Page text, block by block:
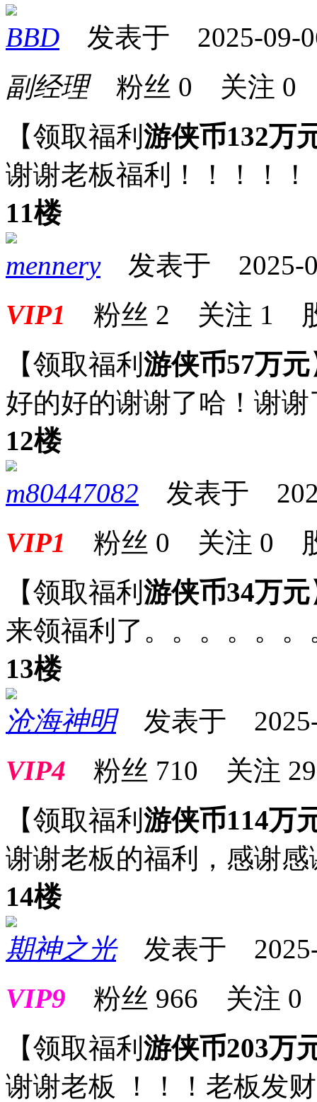
BBD 发表于 2025-09-
副经理粉丝 0 关注 0
【领取福利 游侠币132万
谢谢老板福利！！！！！
11楼
mennery发表于 2025-
VIP1 粉丝 2 关注 1
【领取福利 游侠币57万元
好的好的谢谢了哈！谢
12楼
m80447082 发表于
VIP1 粉丝 0 关注 0
【领取福利 游侠币34万元
来领福利了。。。。。。
13楼
沧海神明发表于 2025-
VIP4 粉丝 710 关注 29
【领取福利 游侠币114万
谢谢老板的福利，感谢感
14楼
期神之光发表于 2025-
VIP9 粉丝 966 关注 0
【领取福利 游侠币203万
谢谢老板 ！！！老板发